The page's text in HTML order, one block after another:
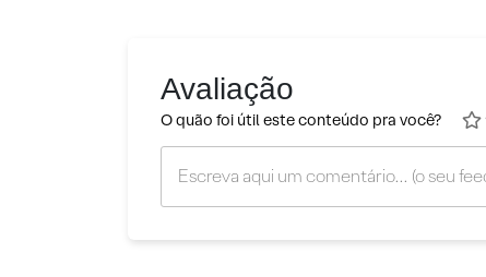
Avaliação
O quão foi útil este conteúdo pra você?